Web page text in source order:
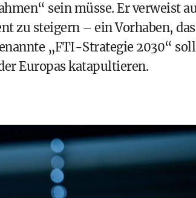
sein müsse. Er verweist
zu steigern – ein Vorhaben, das
„FTI-Strategie 2030“ soll
Europas katapultieren.